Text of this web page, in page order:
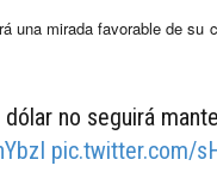
una mirada favorable de
no seguirá
pic.twitter.com/